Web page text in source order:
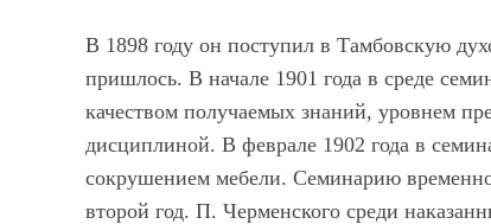
В 1898 году он поступил в Тамбовскую
пришлось. В начале 1901 года в среде
качеством получаемых знаний, уровнем
дисциплиной. В феврале 1902 года в
сокрушением мебели. Семинарию
второй год. П. Черменского среди